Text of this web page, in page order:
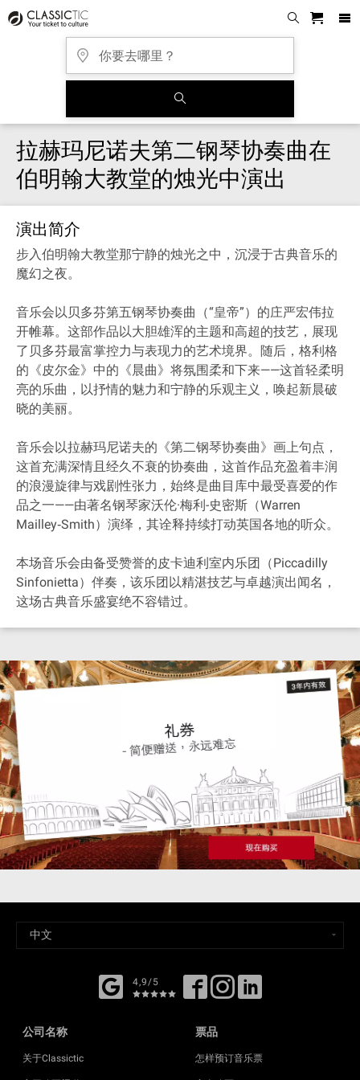
拉赫玛尼诺夫第二钢琴协奏曲在
伯明翰大教堂的烛光中演出
演出简介
步入伯明翰大教堂那宁静的烛光之中，沉浸于古典音乐的
魔幻之夜。
音乐会以贝多芬第五钢琴协奏曲（“皇帝”）的庄严宏伟拉
开帷幕。这部作品以大胆雄浑的主题和高超的技艺，展现
了贝多芬最富掌控力与表现力的艺术境界。随后，格利格
的《皮尔金》中的《晨曲》将氛围柔和下来——这首轻柔明
亮的乐曲，以抒情的魅力和宁静的乐观主义，唤起新晨破
晓的美丽。
音乐会以拉赫玛尼诺夫的《第二钢琴协奏曲》画上句点，
这首充满深情且经久不衰的协奏曲，这首作品充盈着丰润
的浪漫旋律与戏剧性张力，始终是曲目库中最受喜爱的作
品之一——由著名钢琴家沃伦·梅利-史密斯（Warren
Mailley‐Smith）演绎，其诠释持续打动英国各地的听众。
本场音乐会由备受赞誉的皮卡迪利室内乐团（Piccadilly
Sinfonietta）伴奏，该乐团以精湛技艺与卓越演出闻名，
这场古典音乐盛宴绝不容错过。
4,9/5
公司名称
关于Classictic
票品
怎样预订音乐票